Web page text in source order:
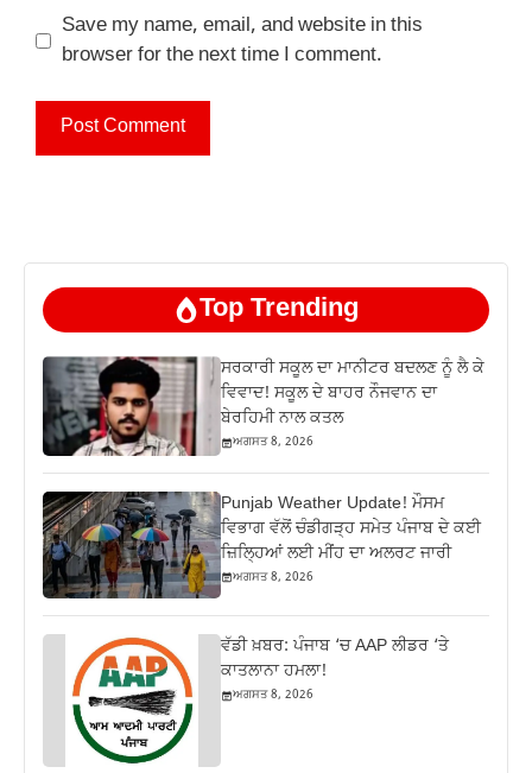
Save my name, email, and website in this
browser for the next time I comment.
Top Trending
ਸਰਕਾਰੀ ਸਕੂਲ ਦਾ ਮਾਨੀਟਰ ਬਦਲਣ ਨੂੰ ਲੈ ਕੇ
ਵਿਵਾਦ! ਸਕੂਲ ਦੇ ਬਾਹਰ ਨੌਜਵਾਨ ਦਾ
ਬੇਰਹਿਮੀ ਨਾਲ ਕਤਲ
ਅਗਸਤ 8, 2026
Punjab Weather Update! ਮੌਸਮ
ਵਿਭਾਗ ਵੱਲੋਂ ਚੰਡੀਗੜ੍ਹ ਸਮੇਤ ਪੰਜਾਬ ਦੇ ਕਈ
ਜ਼ਿਲ੍ਹਿਆਂ ਲਈ ਮੀਂਹ ਦਾ ਅਲਰਟ ਜਾਰੀ
ਅਗਸਤ 8, 2026
ਵੱਡੀ ਖ਼ਬਰ: ਪੰਜਾਬ ‘ਚ AAP ਲੀਡਰ ‘ਤੇ
ਕਾਤਲਾਨਾ ਹਮਲਾ!
ਅਗਸਤ 8, 2026